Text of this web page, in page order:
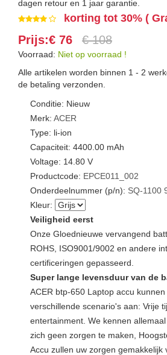
dagen retour en 1 jaar garantie.
korting tot 30% (
Prijs:€ 76 € 108
Voorraad: Niet op voorraad !
Alle artikelen worden binnen 1 - 2
de betaling verzonden.
Conditie: Nieuw
Merk: ACER
Type: li-ion
Capaciteit: 4400.00 mAh
Voltage: 14.80 V
Productcode: EPCE011_002
Onderdeelnummer (p/n): SQ-1100
Kleur:
Veiligheid eerst
Onze Gloednieuwe vervangend
ROHS, ISO9001/9002 en andere
certificeringen gepasseerd.
Super lange levensduur van de
ACER btp-650 Laptop accu
verschillende scenario's aan: Vrije
entertainment. We kennen
zich geen zorgen te maken,
Accu zullen uw zorgen gemakkelijk